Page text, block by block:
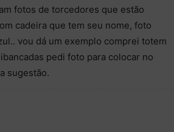
fotos de torcedores que estão
cadeira que tem seu nome, foto
vou dá um exemplo comprei totem
pedi foto para colocar no
sugestão.